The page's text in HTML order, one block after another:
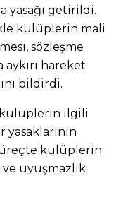
yasağı getirildi.
kulüplerin mali
sözleşme
hareket
bildirdi.
kulüplerin ilgili
kulüplerin
uyuşmazlık